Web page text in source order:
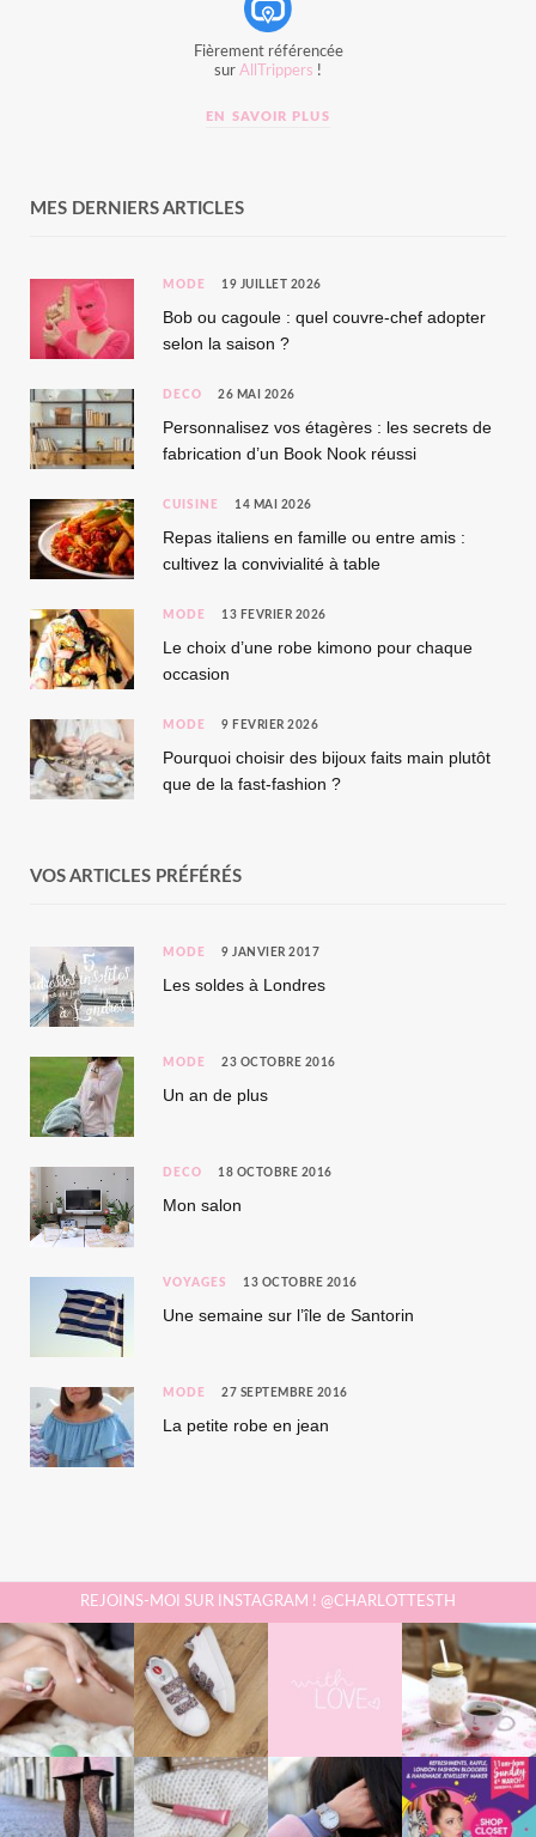
Fièrement référencée
sur AllTrippers !
EN SAVOIR PLUS
MES DERNIERS ARTICLES
MODE 19 JUILLET 2026
Bob ou cagoule : quel couvre-chef adopter
selon la saison ?
DÉCO 26 MAI 2026
Personnalisez vos étagères : les secrets de
fabrication d’un Book Nook réussi
CUISINE 14 MAI 2026
Repas italiens en famille ou entre amis :
cultivez la convivialité à table
MODE 13 FÉVRIER 2026
Le choix d’une robe kimono pour chaque
occasion
MODE 9 FÉVRIER 2026
Pourquoi choisir des bijoux faits main plutôt
que de la fast-fashion ?
VOS ARTICLES PRÉFÉRÉS
MODE 9 JANVIER 2017
Les soldes à Londres
MODE 23 OCTOBRE 2016
Un an de plus
DÉCO 18 OCTOBRE 2016
Mon salon
VOYAGES 13 OCTOBRE 2016
Une semaine sur l’île de Santorin
MODE 27 SEPTEMBRE 2016
La petite robe en jean
REJOINS-MOI SUR INSTAGRAM ! @CHARLOTTESTH